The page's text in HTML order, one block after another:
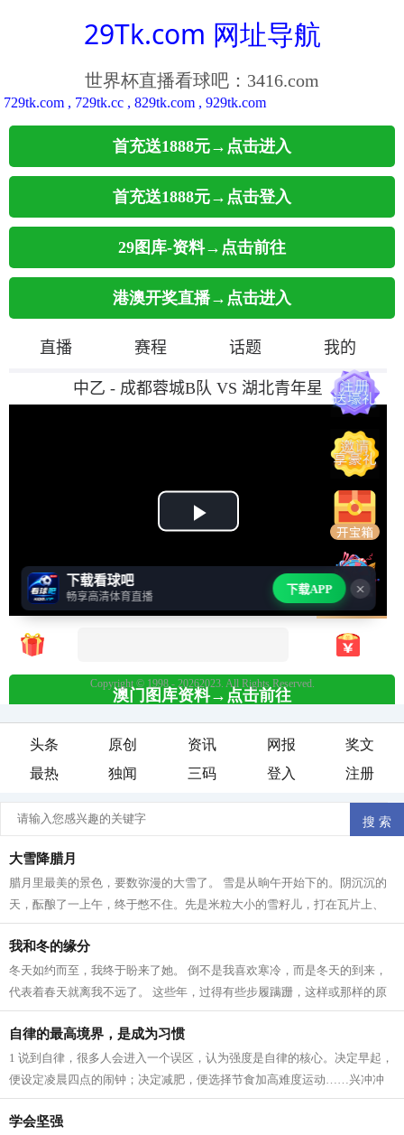
头条 原创 资讯 网报
奖文
最热
独闻 三码 登入 注册
大雪降腊月
腊月里最美的景色，要数弥漫的大雪了。 雪是从晌午开始下的。阴沉沉的
天，酝酿了一上午，终于憋不住。先是米粒大小的雪籽儿，打在瓦片上、
枯枝上，沙沙作响。接着，雪籽中夹带...
我和冬的缘分
冬天如约而至，我终于盼来了她。 倒不是我喜欢寒冷，而是冬天的到来，
代表着春天就离我不远了。 这些年，过得有些步履蹒跚，这样或那样的原
因。所以我一直在期待着 人生 跟季节...
自律的最高境界，是成为习惯
1 说到自律，很多人会进入一个误区，认为强度是自律的核心。决定早起，
便设定凌晨四点的闹钟；决定减肥，便选择节食加高难度运动……兴冲冲
立目标，却因为强度太大，内心已有...
学会坚强